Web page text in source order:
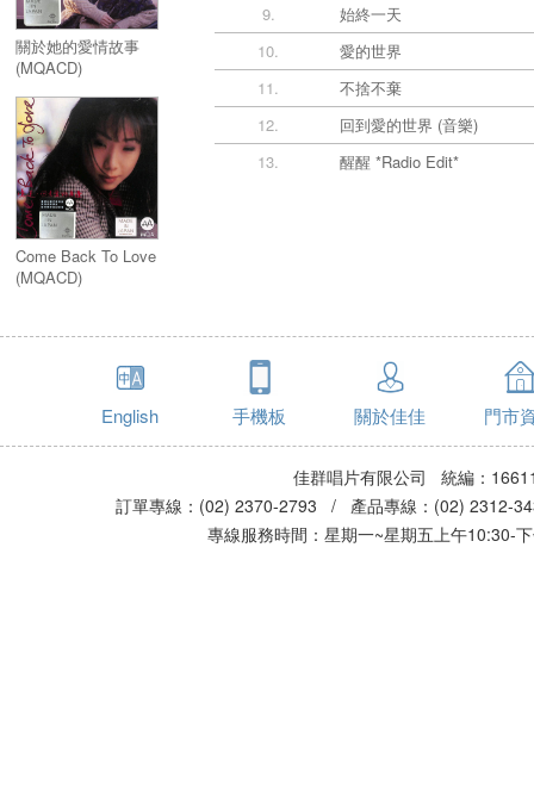
關於她的愛情故事
(MQACD)
Come Back To Love
(MQACD)
9.
始終一天
10.
愛的世界
11.
不捨不棄
12.
回到愛的世界 (音樂)
13.
醒醒 *Radio Edit*
English 手機板 關於佳佳 門市
佳群唱片有限公司 統編：
訂單專線：(02) 2370-2793 / 產品專線：(02)
專線服務時間：星期一~星期五上午10:30-